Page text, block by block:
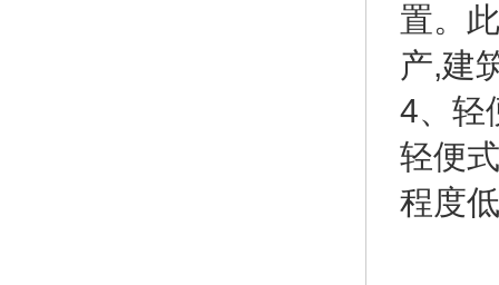
置。
产,建
4、轻
轻便
程度